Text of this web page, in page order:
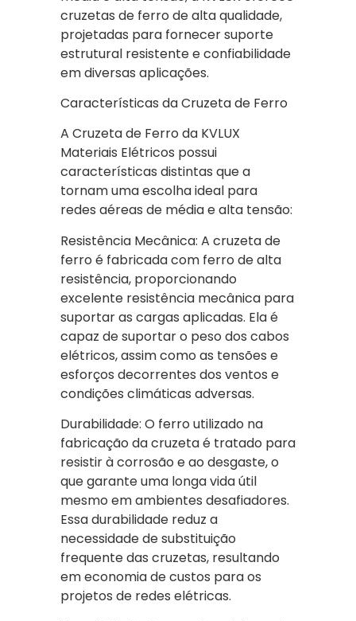
cruzetas de ferro de alta qualidade,
projetadas para fornecer suporte
estrutural resistente e confiabilidade
em diversas aplicações.
Características da Cruzeta de Ferro
A Cruzeta de Ferro da KVLUX
Materiais Elétricos possui
características distintas que a
tornam uma escolha ideal para
redes aéreas de média e alta tensão:
Resistência Mecânica: A cruzeta de
ferro é fabricada com ferro de alta
resistência, proporcionando
excelente resistência mecânica para
suportar as cargas aplicadas. Ela é
capaz de suportar o peso dos cabos
elétricos, assim como as tensões e
esforços decorrentes dos ventos e
condições climáticas adversas.
Durabilidade: O ferro utilizado na
fabricação da cruzeta é tratado para
resistir à corrosão e ao desgaste, o
que garante uma longa vida útil
mesmo em ambientes desafiadores.
Essa durabilidade reduz a
necessidade de substituição
frequente das cruzetas, resultando
em economia de custos para os
projetos de redes elétricas.